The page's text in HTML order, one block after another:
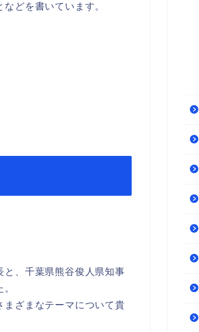
どを書いています。
と、千葉県熊谷俊人県知事
まざまなテーマについて貴